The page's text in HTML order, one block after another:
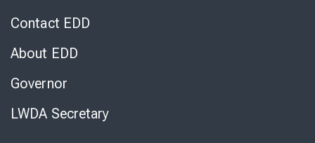
Contact EDD
About EDD
Governor
LWDA Secretary